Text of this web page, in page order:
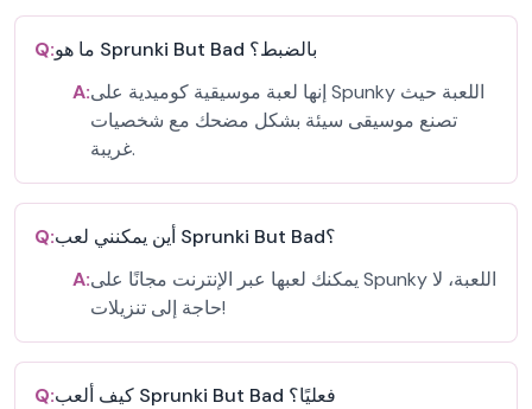
Q:
ما هو Sprunki But Bad بالضبط؟
A:إنها لعبة موسيقية كوميدية على Spunky اللعبة حيث
تصنع موسيقى سيئة بشكل مضحك مع شخصيات
غريبة.
Q:
أين يمكنني لعب Sprunki But Bad؟
A:يمكنك لعبها عبر الإنترنت مجانًا على Spunky اللعبة، لا
حاجة إلى تنزيلات!
Q:
كيف ألعب Sprunki But Bad فعليًا؟